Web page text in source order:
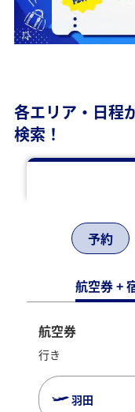
各エリア・日程
検索！
予約
航空券 +
航空券
行き
羽田